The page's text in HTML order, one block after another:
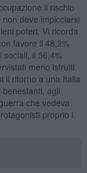
il rischio
deve impicciarsi
poteri. Vi ricorda
favore il 48,2%
sociali, il 56,4%
meno istruiti
il ritorno a una Italia
agli
che vedeva
proprio i